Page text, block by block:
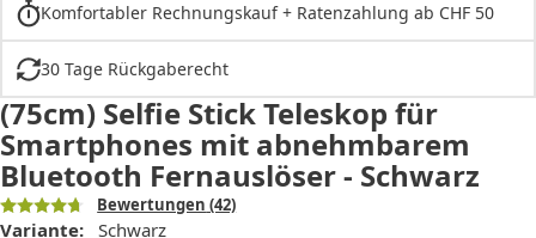
Komfortabler Rechnungskauf + Ratenzahlung ab CHF 50
30 Tage Rückgaberecht
(75cm) Selfie Stick Teleskop für
Smartphones mit abnehmbarem
Bluetooth Fernauslöser - Schwarz
Bewertungen (42)
Variante: Schwarz